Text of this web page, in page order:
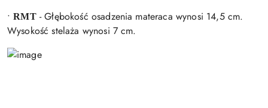
•RMT- Głębokość osadzenia materaca wynosi 14,5 cm.
Wysokość stelaża wynosi 7 cm.